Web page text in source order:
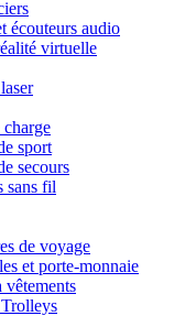
écouteurs audio
virtuelle
charge
sport
secours
sans fil
de voyage
et porte-monnaie
vêtements